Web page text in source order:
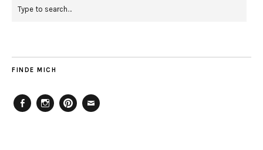
FINDE MICH